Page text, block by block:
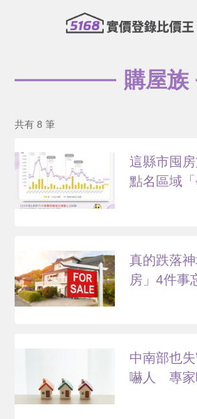
購屋族
共有 8 筆
這縣市囤
點名區域
真的跌落
房」4件
中南部也
嚇人 專家